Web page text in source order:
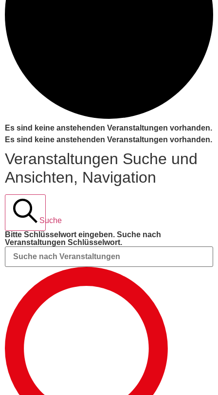
Es sind keine anstehenden Veranstaltungen vorhanden.
Es sind keine anstehenden Veranstaltungen vorhanden.
Veranstaltungen Suche und
Ansichten, Navigation
Suche
Bitte Schlüsselwort eingeben. Suche nach
Veranstaltungen Schlüsselwort.